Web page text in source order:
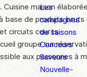
Les
campagnes
de saisons
Concours
Saveurs
Nouvelle-
maison
base de produits bruts
circuits courts.
groupe sur
aux personnes à